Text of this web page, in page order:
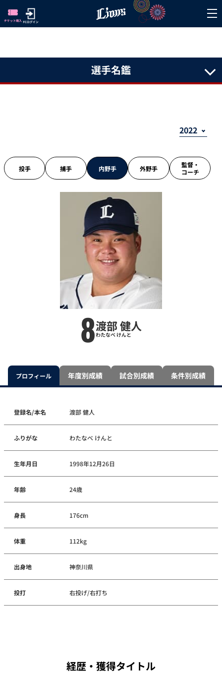
選手名鑑
投手 捕手 内野手 外野手
監督・
コーチ
8渡部 健人
わたなべ けんと
プロフィール 年度別成績 試合別成績 条件別成績
登録名/本名 渡部 健人
ふりがな わたなべ けんと
生年月日 1998年12月26日
年齢 24歳
身長 176cm
体重 112kg
出身地 神奈川県
投打 右投げ/右打ち
経歴・獲得タイトル